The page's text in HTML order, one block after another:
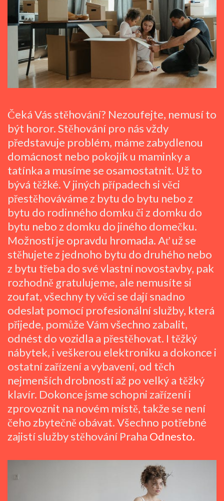
Čeká Vás stěhování? Nezoufejte, nemusí to
být horor. Stěhování pro nás vždy
představuje problém, máme zabydlenou
domácnost nebo pokojík u maminky a
tatínka a musíme se osamostatnit. Už to
bývá těžké. V jiných případech si věci
přestěhováváme z bytu do bytu nebo z
bytu do rodinného domku či z domku do
bytu nebo z domku do jiného domečku.
Možností je opravdu hromada. Ať už se
stěhujete z jednoho bytu do druhého nebo
z bytu třeba do své vlastní novostavby, pak
rozhodně gratulujeme, ale nemusíte si
zoufat, všechny ty věci se dají snadno
odeslat pomocí profesionální služby, která
přijede, pomůže Vám všechno zabalit,
odnést do vozidla a přestěhovat. I těžký
nábytek, i veškerou elektroniku a dokonce i
ostatní zařízení a vybavení, od těch
nejmenších drobností až po velký a těžký
klavír. Dokonce jsme schopni zařízení i
zprovoznit na novém místě, takže se není
čeho zbytečně obávat.Všechno potřebné
zajistí služby stěhování Praha Odnesto.